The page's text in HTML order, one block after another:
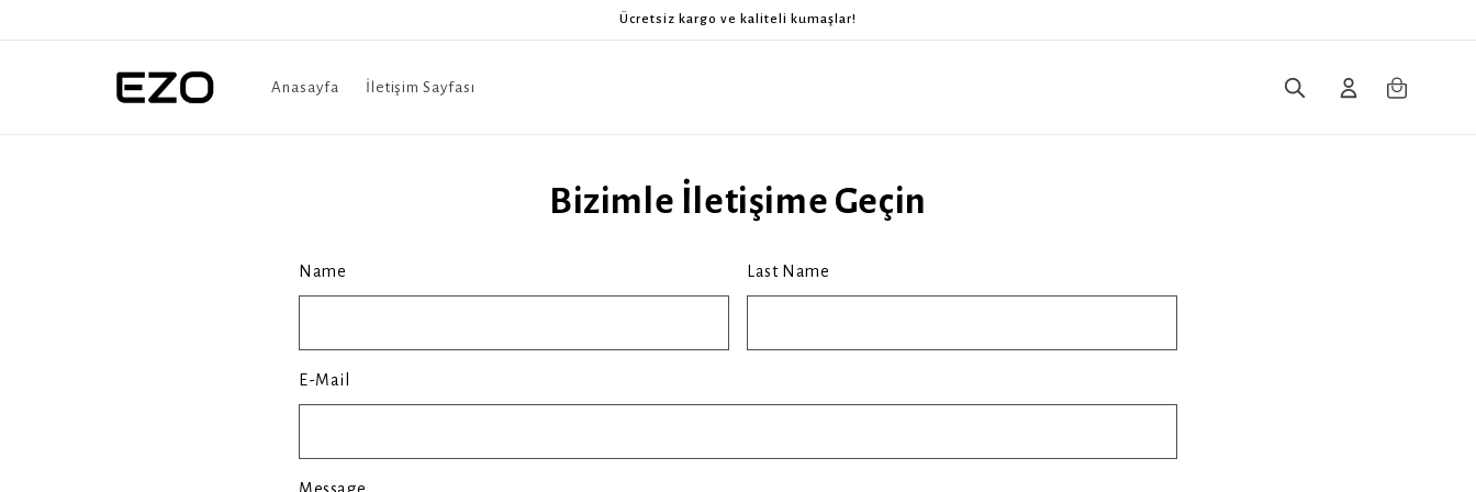
Ücretsiz kargo ve kaliteli kumaşlar!
Anasayfa İletişim Sayfası
Bizimle İletişime Geçin
Name Last Name
E-Mail